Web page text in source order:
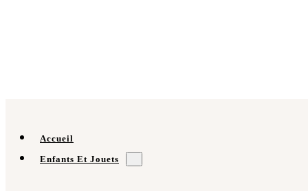
Accueil
Enfants Et Jouets